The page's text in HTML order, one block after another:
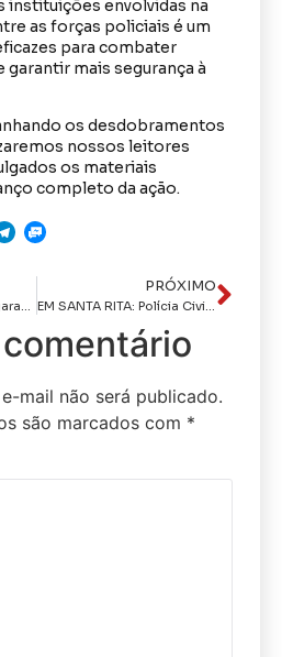
instituições envolvidas na
as forças policiais é um
para combater
mais segurança à
os desdobramentos
nossos leitores
os materiais
completo da ação.
Segurança reforçada garante redução da criminalidade no Maior São João do Mundo, destaca delegado Paulo Ênio Rabelo
PRÓXIMO
EM SANTA RITA: Polícia Civil recupera veículo roubado e prende condutor suspeito de participação no crime
mail não será publicado.
são marcados com *